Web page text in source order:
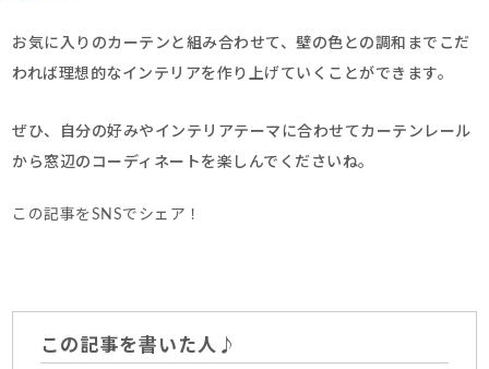
お気に入りのカーテンと組み合わせて、壁の色との調和までこだ
われば理想的なインテリアを作り上げていくことができます。
ぜひ、自分の好みやインテリアテーマに合わせてカーテンレール
から窓辺のコーディネートを楽しんでくださいね。
この記事をSNSでシェア！
この記事を書いた人♪